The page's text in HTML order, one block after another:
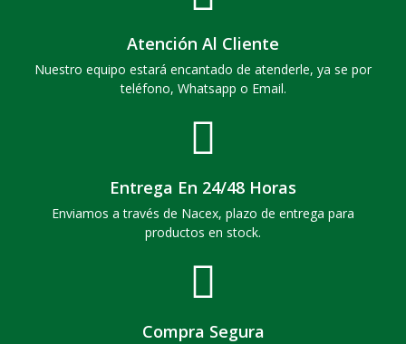
Atención Al Cliente
Nuestro equipo estará encantado de atenderle, ya se por
teléfono, Whatsapp o Email.
Entrega En 24/48 Horas
Enviamos a través de Nacex, plazo de entrega para
productos en stock.
Compra Segura